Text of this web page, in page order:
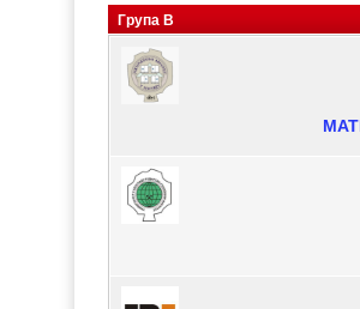
Група В